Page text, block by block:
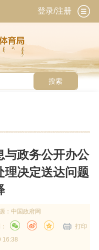
登录/注册
搜索
府信息公开>政
与政务公开办公
理决定送达问题
： 中国政府网
打印
16:38